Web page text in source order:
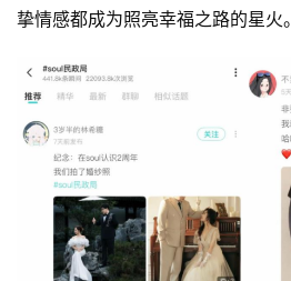
挚情感都成为照亮幸福之路的星火。